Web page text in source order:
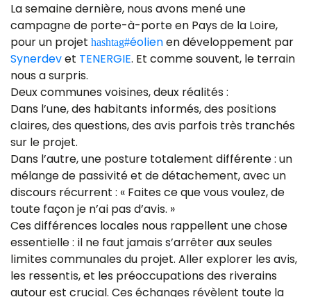
La semaine dernière, nous avons mené une
campagne de porte-à-porte en Pays de la Loire,
pour un projet hashtag#éolienen développement par
Synerdevet TENERGIE. Et comme souvent, le terrain
nous a surpris.
Deux communes voisines, deux réalités :
Dans l’une, des habitants informés, des positions
claires, des questions, des avis parfois très tranchés
sur le projet.
Dans l’autre, une posture totalement différente : un
mélange de passivité et de détachement, avec un
discours récurrent : « Faites ce que vous voulez, de
toute façon je n’ai pas d’avis. »
Ces différences locales nous rappellent une chose
essentielle : il ne faut jamais s’arrêter aux seules
limites communales du projet. Aller explorer les avis,
les ressentis, et les préoccupations des riverains
autour est crucial. Ces échanges révèlent toute la